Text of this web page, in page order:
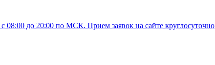
08:00 до 20:00 по МСК. Прием заявок на сайте круглосуточно